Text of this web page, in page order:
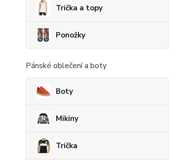
Trička a topy
Ponožky
Pánské oblečení a boty
Boty
Mikiny
Trička